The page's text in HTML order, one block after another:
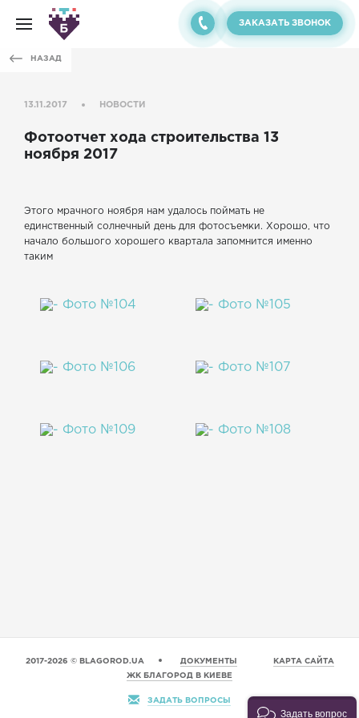
ЗАКАЗАТЬ ЗВОНОК
НАЗАД
13.11.2017 НОВОСТИ
Фотоотчет хода строительства 13
ноября 2017
Этого мрачного ноября нам удалось поймать не
единственный солнечный день для фотосъемки. Хорошо, что
начало большого хорошего квартала запомнится именно
таким
2017-2026 © BLAGOROD.UA
ДОКУМЕНТЫ
ЖК БЛАГОРОД В КИЕВЕ
ЗАДАТЬ ВОПРОСЫ
КАРТА САЙТА
Задать вопрос